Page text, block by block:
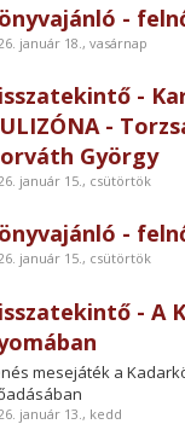
-
január 18., vasárnap
-
-
György
január 15., csütörtök
-
január 15., csütörtök
- A
mesejáték a
január 13., kedd